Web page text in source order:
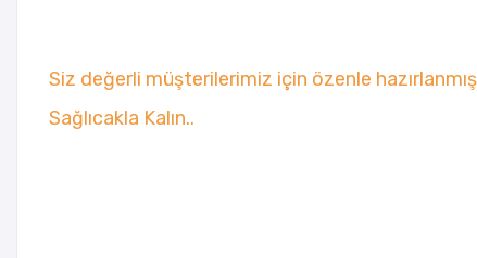
Siz değerli müşterilerimiz için özenle
Sağlıcakla Kalın..